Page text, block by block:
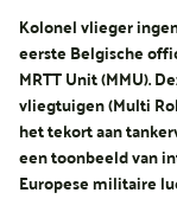
Kolonel vlieger
eerste Belgische
MRTT Unit (MMU).
vliegtuigen (Multi
het tekort aan
een toonbeeld van
Europese militaire